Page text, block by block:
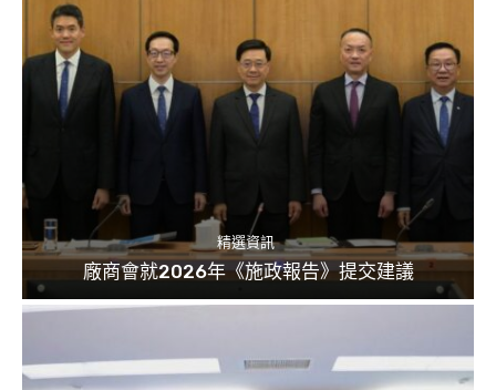
精選資訊
廠商會就2026年《施政報告》提交建議